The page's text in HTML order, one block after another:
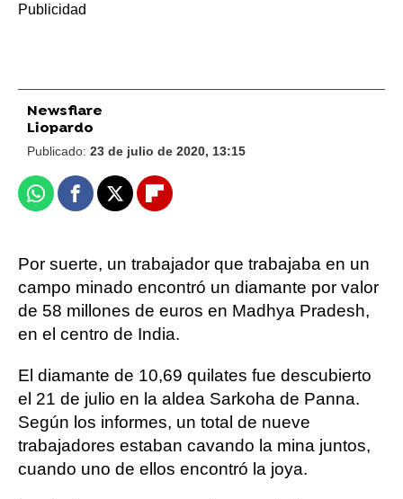
Newsflare
Liopardo
Publicado: 23 de julio de 2020, 13:15
WhatsappFacebook
X Flipboard
Por suerte, un trabajador que trabajaba en un
campo minado encontró un diamante por valor
de 58 millones de euros en Madhya Pradesh,
en el centro de India.
El diamante de 10,69 quilates fue descubierto
el 21 de julio en la aldea Sarkoha de Panna.
Según los informes, un total de nueve
trabajadores estaban cavando la mina juntos,
cuando uno de ellos encontró la joya.